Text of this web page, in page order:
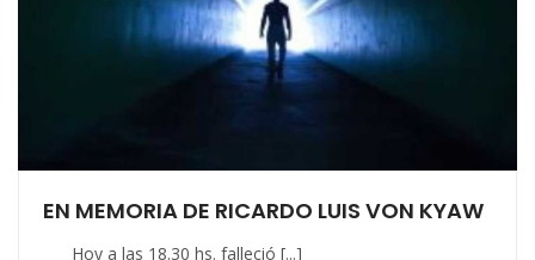
EN MEMORIA DE RICARDO LUIS VON KYAW
Hoy a las 18.30 hs. falleció [...]